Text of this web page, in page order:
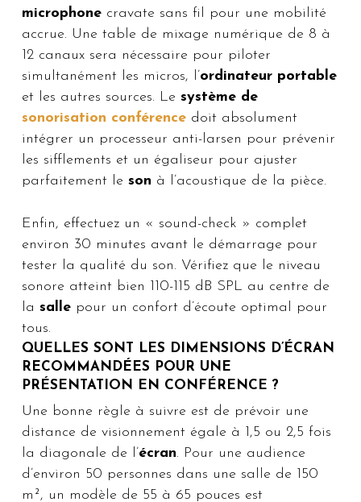
microphonecravate sans fil pour une mobilité
accrue. Une table de mixage numérique de 8 à
12 canaux sera nécessaire pour piloter
simultanément les micros, l’ordinateur portable
et les autres sources. Le système de
sonorisation conférencedoit absolument
intégrer un processeur anti-larsen pour prévenir
les sifflements et un égaliseur pour ajuster
parfaitement le son à l’acoustique de la pièce.
Enfin, effectuez un « sound-check » complet
environ 30 minutes avant le démarrage pour
tester la qualité du son. Vérifiez que le niveau
sonore atteint bien 110-115 dB SPL au centre de
la sallepour un confort d’écoute optimal pour
tous.
QUELLES SONT LES DIMENSIONS D’ÉCRAN
RECOMMANDÉES POUR UNE
PRÉSENTATION EN CONFÉRENCE ?
Une bonne règle à suivre est de prévoir une
distance de visionnement égale à 1,5 ou 2,5 fois
la diagonale de l’écran. Pour une audience
d’environ 50 personnes dans une salle de 150
m², un modèle de 55 à 65 pouces est